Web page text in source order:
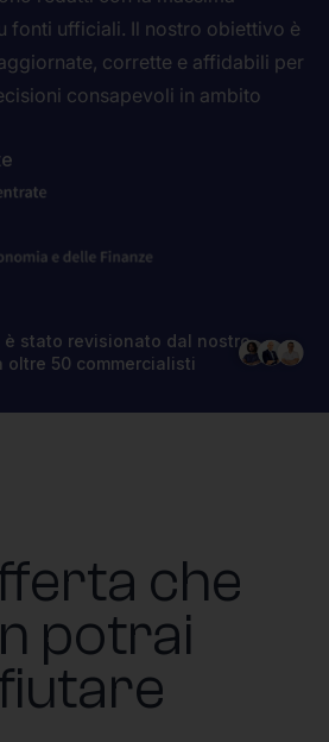
fonti ufficiali. Il nostro obiettivo è
corrette e affidabili per
consapevoli in ambito
stato revisionato dal nostro
oltre 50 commercialisti
che
potrai